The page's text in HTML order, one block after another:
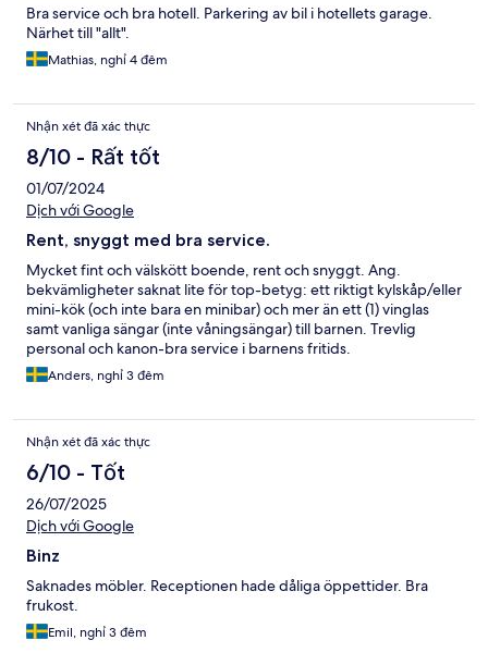
Bra service och bra hotell. Parkering av bil i hotellets garage.
Närhet till "allt".
Mathias, nghỉ 4 đêm
Nhận xét đã xác thực
8/10 - Rất tốt
01/07/2024
Dịch với Google
Rent, snyggt med bra service.
Mycket fint och välskött boende, rent och snyggt. Ang.
bekvämligheter saknat lite för top-betyg: ett riktigt kylskåp/eller
mini-kök (och inte bara en minibar) och mer än ett (1) vinglas
samt vanliga sängar (inte våningsängar) till barnen. Trevlig
personal och kanon-bra service i barnens fritids.
Anders, nghỉ 3 đêm
Nhận xét đã xác thực
6/10 - Tốt
26/07/2025
Dịch với Google
Binz
Saknades möbler. Receptionen hade dåliga öppettider. Bra
frukost.
Emil, nghỉ 3 đêm